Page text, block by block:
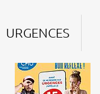
URGENCES